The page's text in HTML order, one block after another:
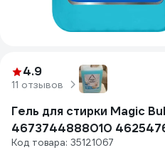
4.9
11 отзывов
Гель для стирки Magic
4673744888010
Код товара: 35121067